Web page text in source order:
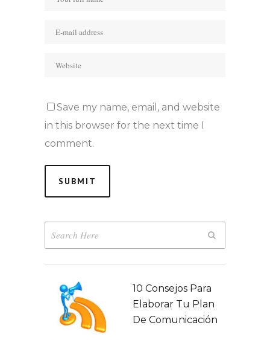
Save my name, email, and website
in this browser for the next time I
comment.
10 Consejos Para
Elaborar Tu Plan
De Comunicación